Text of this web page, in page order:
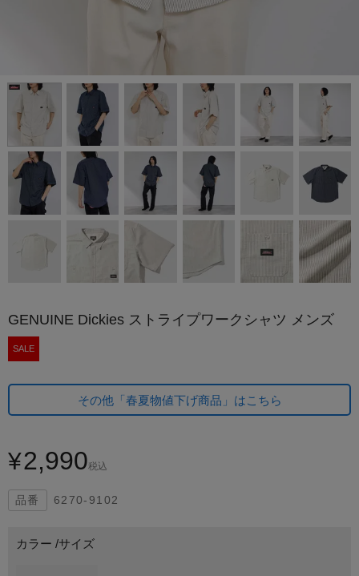
GENUINE Dickies ストライプワークシャツ メンズ
SALE
その他「春夏物値下げ商品」はこちら
¥2,990税込
6270-9102
カラー サイズ